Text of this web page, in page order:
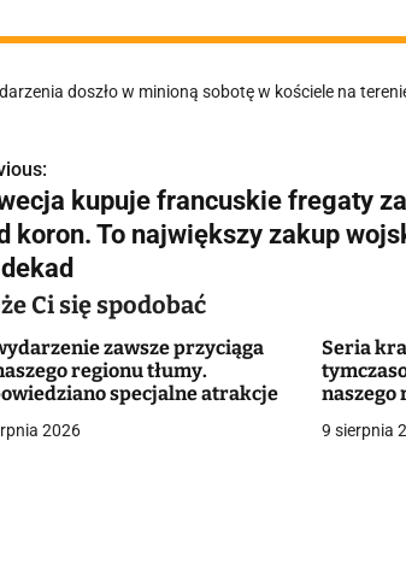
doszło w minioną sobotę w kościele na
kupuje francuskie fregaty
koron. To największy zakup
Ci się spodobać
zawsze przyciąga
regionu tłumy.
specjalne atrakcje
2026
Seria
naszego
9 sierpnia